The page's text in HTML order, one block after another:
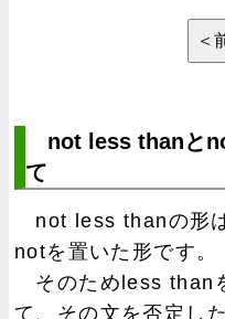
not less thanと
て
not less thanの形
notを置いた形です。
そのためless than
て、その文を否定し